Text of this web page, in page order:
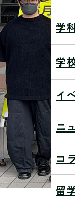
学
学
イ
ニ
コ
留